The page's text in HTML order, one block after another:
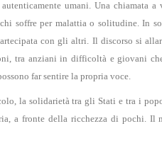
umani. Una chiamata a
soffre per malattia o solitudine. In
con gli altri. Il discorso si
tra anziani in difficoltà e giovani
far sentire la propria voce.
la solidarietà tra gli Stati e tra i
a fronte della ricchezza di pochi. Il